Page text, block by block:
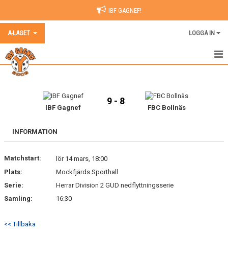
IBF GAGNEF!
A-LAGET LOGGA IN
HEM
TRUPPEN
BILDGALLERI
DOKUMENT
MATCHER
IBF Gagnef
9 - 8
FBC Bollnäs
INFORMATION
Matchstart:
lör 14 mars, 18:00
Plats:
Mockfjärds Sporthall
Serie:
Herrar Division 2 GUD nedflyttningsserie
Samling:
16:30
<< Tillbaka